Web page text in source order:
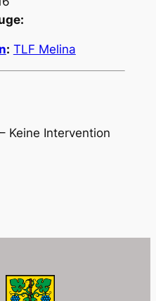
: TLF Melina
Keine Intervention